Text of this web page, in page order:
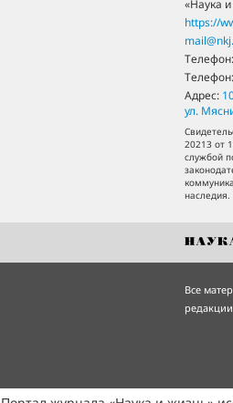
«Наука
https://
Телефон:
Телефон:
Адрес:
ул.
20213 от
службой
наследия.
Все